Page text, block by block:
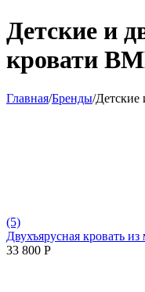
Детские и
кровати
Главная/Бренды/Детские
(5)
Двухъярусная кровать
33 800 Р